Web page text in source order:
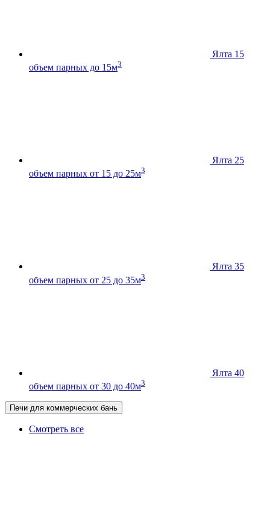
Ялта 15
объем парных до 15м3
Ялта 25
объем парных от 15 до 25м3
Ялта 35
объем парных от 25 до 35м3
Ялта 40
объем парных от 30 до 40м3
Печи для коммерческих бань
Смотреть все